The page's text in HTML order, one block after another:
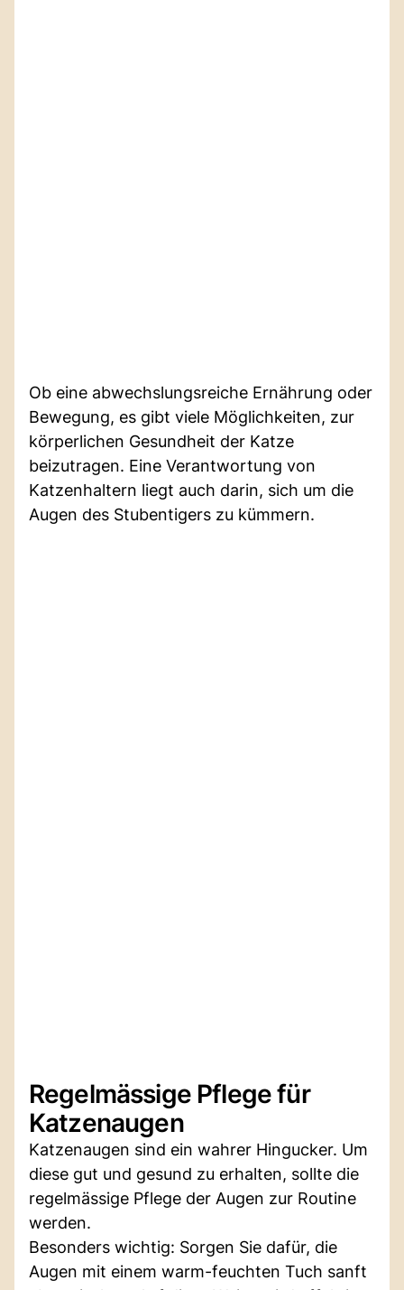
Ob eine abwechslungsreiche Ernährung oder
Bewegung, es gibt viele Möglichkeiten, zur
körperlichen Gesundheit der Katze
beizutragen. Eine Verantwortung von
Katzenhaltern liegt auch darin, sich um die
Augen des Stubentigers zu kümmern.
Regelmässige Pflege für
Katzenaugen
Katzenaugen sind ein wahrer Hingucker. Um
diese gut und gesund zu erhalten, sollte die
regelmässige Pflege der Augen zur Routine
werden.
Besonders wichtig: Sorgen Sie dafür, die
Augen mit einem warm-feuchten Tuch sanft